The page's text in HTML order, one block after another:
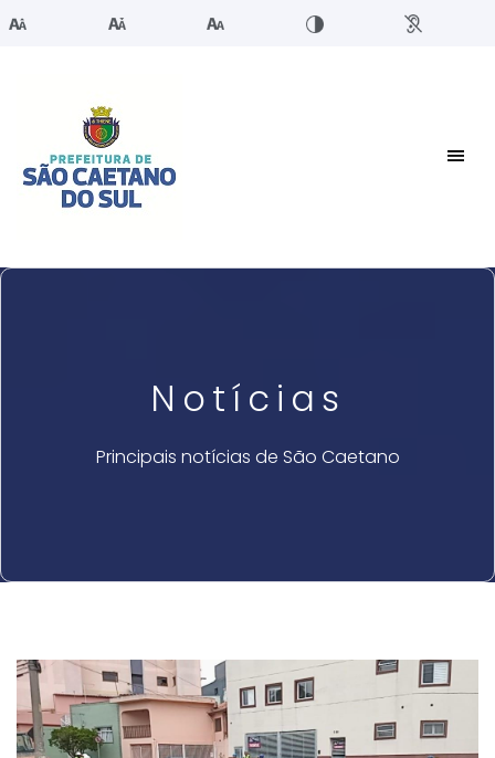
Notícias
Principais notícias de São Caetano